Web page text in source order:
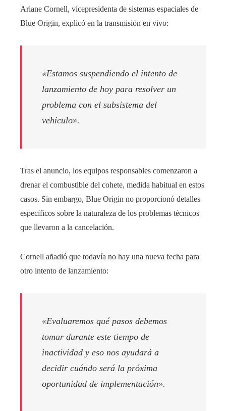
Ariane Cornell, vicepresidenta de sistemas espaciales de
Blue Origin, explicó en la transmisión en vivo:
«Estamos suspendiendo el intento de
lanzamiento de hoy para resolver un
problema con el subsistema del
vehículo».
Tras el anuncio, los equipos responsables comenzaron a
drenar el combustible del cohete, medida habitual en estos
casos. Sin embargo, Blue Origin no proporcionó detalles
específicos sobre la naturaleza de los problemas técnicos
que llevaron a la cancelación.
Cornell añadió que todavía no hay una nueva fecha para
otro intento de lanzamiento:
«Evaluaremos qué pasos debemos
tomar durante este tiempo de
inactividad y eso nos ayudará a
decidir cuándo será la próxima
oportunidad de implementación».